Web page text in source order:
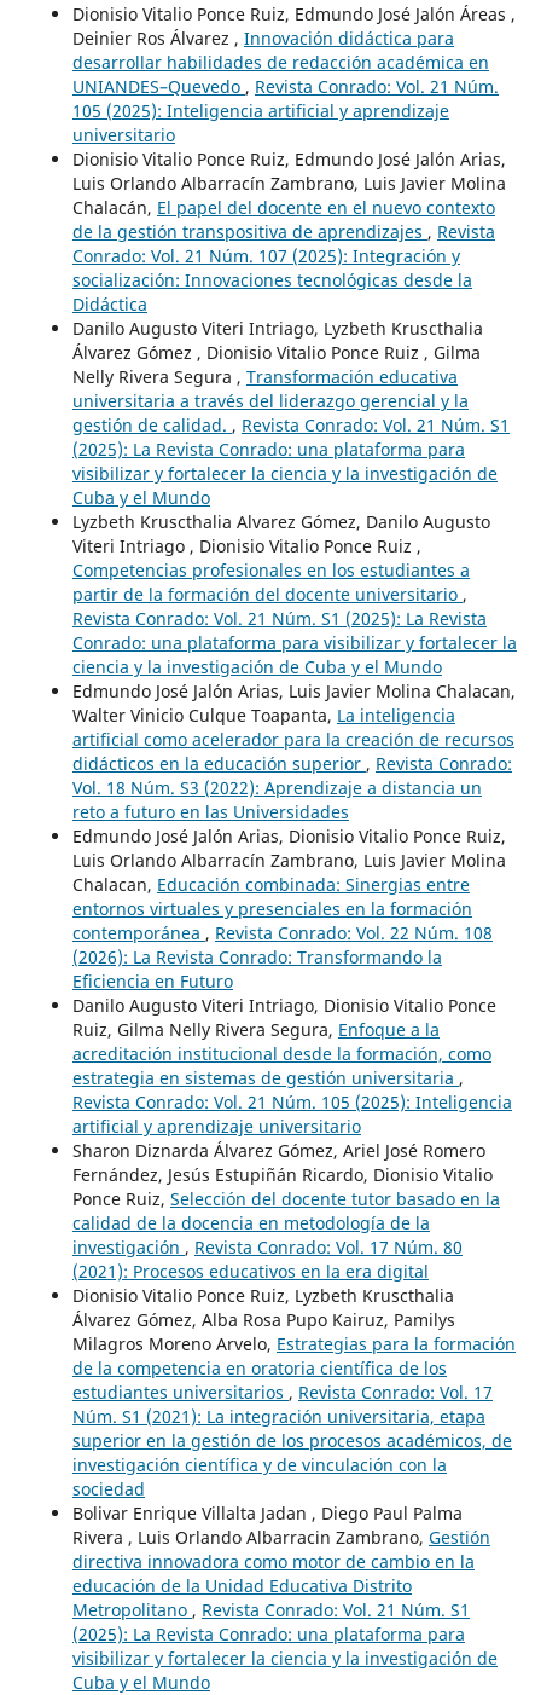
Dionisio Vitalio Ponce Ruiz, Edmundo José Jalón Áreas ,
Deinier Ros Álvarez , Innovación didáctica para
desarrollar habilidades de redacción académica en
UNIANDES–Quevedo , Revista Conrado: Vol. 21 Núm.
105 (2025): Inteligencia artificial y aprendizaje
universitario
Dionisio Vitalio Ponce Ruiz, Edmundo José Jalón Arias,
Luis Orlando Albarracín Zambrano, Luis Javier Molina
Chalacán, El papel del docente en el nuevo contexto
de la gestión transpositiva de aprendizajes , Revista
Conrado: Vol. 21 Núm. 107 (2025): Integración y
socialización: Innovaciones tecnológicas desde la
Didáctica
Danilo Augusto Viteri Intriago, Lyzbeth Kruscthalia
Álvarez Gómez , Dionisio Vitalio Ponce Ruiz , Gilma
Nelly Rivera Segura , Transformación educativa
universitaria a través del liderazgo gerencial y la
gestión de calidad. , Revista Conrado: Vol. 21 Núm. S1
(2025): La Revista Conrado: una plataforma para
visibilizar y fortalecer la ciencia y la investigación de
Cuba y el Mundo
Lyzbeth Kruscthalia Alvarez Gómez, Danilo Augusto
Viteri Intriago , Dionisio Vitalio Ponce Ruiz ,
Competencias profesionales en los estudiantes a
partir de la formación del docente universitario ,
Revista Conrado: Vol. 21 Núm. S1 (2025): La Revista
Conrado: una plataforma para visibilizar y fortalecer la
ciencia y la investigación de Cuba y el Mundo
Edmundo José Jalón Arias, Luis Javier Molina Chalacan,
Walter Vinicio Culque Toapanta, La inteligencia
artificial como acelerador para la creación de recursos
didácticos en la educación superior , Revista Conrado:
Vol. 18 Núm. S3 (2022): Aprendizaje a distancia un
reto a futuro en las Universidades
Edmundo José Jalón Arias, Dionisio Vitalio Ponce Ruiz,
Luis Orlando Albarracín Zambrano, Luis Javier Molina
Chalacan, Educación combinada: Sinergias entre
entornos virtuales y presenciales en la formación
contemporánea , Revista Conrado: Vol. 22 Núm. 108
(2026): La Revista Conrado: Transformando la
Eficiencia en Futuro
Danilo Augusto Viteri Intriago, Dionisio Vitalio Ponce
Ruiz, Gilma Nelly Rivera Segura, Enfoque a la
acreditación institucional desde la formación, como
estrategia en sistemas de gestión universitaria ,
Revista Conrado: Vol. 21 Núm. 105 (2025): Inteligencia
artificial y aprendizaje universitario
Sharon Diznarda Álvarez Gómez, Ariel José Romero
Fernández, Jesús Estupiñán Ricardo, Dionisio Vitalio
Ponce Ruiz, Selección del docente tutor basado en la
calidad de la docencia en metodología de la
investigación , Revista Conrado: Vol. 17 Núm. 80
(2021): Procesos educativos en la era digital
Dionisio Vitalio Ponce Ruiz, Lyzbeth Kruscthalia
Álvarez Gómez, Alba Rosa Pupo Kairuz, Pamilys
Milagros Moreno Arvelo, Estrategias para la formación
de la competencia en oratoria científica de los
estudiantes universitarios , Revista Conrado: Vol. 17
Núm. S1 (2021): La integración universitaria, etapa
superior en la gestión de los procesos académicos, de
investigación científica y de vinculación con la
sociedad
Bolivar Enrique Villalta Jadan , Diego Paul Palma
Rivera , Luis Orlando Albarracin Zambrano, Gestión
directiva innovadora como motor de cambio en la
educación de la Unidad Educativa Distrito
Metropolitano , Revista Conrado: Vol. 21 Núm. S1
(2025): La Revista Conrado: una plataforma para
visibilizar y fortalecer la ciencia y la investigación de
Cuba y el Mundo